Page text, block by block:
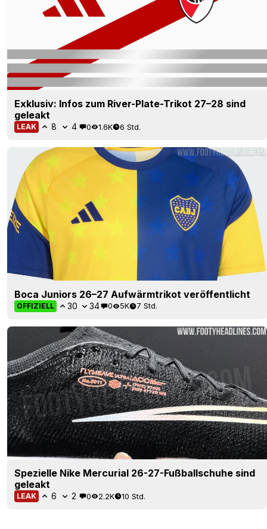
Exklusiv: Infos zum River-Plate-Trikot 27–28 sind
geleakt
LEAK 8 4 0 1.6K 6 Std.
Boca Juniors 26–27 Aufwärmtrikot veröffentlicht
OFFIZIELL 30 34 0 5K 7 Std.
Spezielle Nike Mercurial 26-27-Fußballschuhe sind
geleakt
LEAK 6 2 0 2.2K 10 Std.